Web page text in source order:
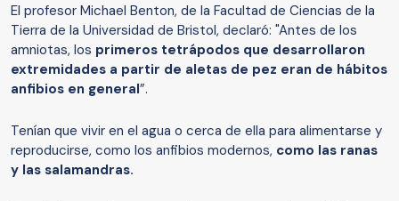
El profesor Michael Benton, de la Facultad de Ciencias de la
Tierra de la Universidad de Bristol, declaró: "Antes de los
amniotas, los primeros tetrápodos que desarrollaron
extremidades a partir de aletas de pez eran de hábitos
anfibios en general”.
Tenían que vivir en el agua o cerca de ella para alimentarse y
reproducirse, como los anfibios modernos, como las ranas
y las salamandras.